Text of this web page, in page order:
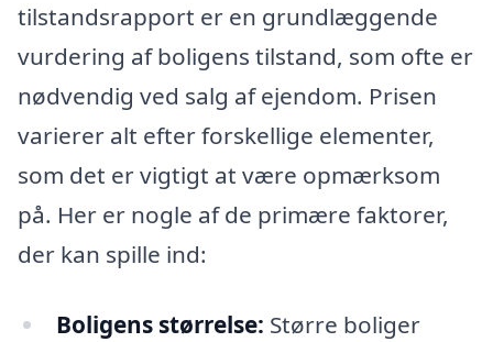
tilstandsrapport er en grundlæggende
vurdering af boligens tilstand, som ofte er
nødvendig ved salg af ejendom. Prisen
varierer alt efter forskellige elementer,
som det er vigtigt at være opmærksom
på. Her er nogle af de primære faktorer,
der kan spille ind:
Boligens størrelse: Større boliger